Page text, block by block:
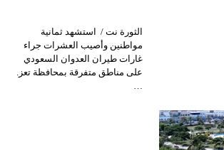
الثورة نت / استشهد ثمانية
مواطنين وأصيب العشرات جراء
غارات طيران العدوان السعودي
على مناطق متفرقة بمحافظة تعز.